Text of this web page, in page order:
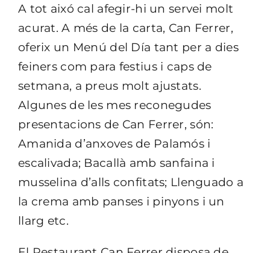
A tot aixó cal afegir-hi un servei molt
acurat. A més de la carta, Can Ferrer,
oferix un Menú del Día tant per a dies
feiners com para festius i caps de
setmana, a preus molt ajustats.
Algunes de les mes reconegudes
presentacions de Can Ferrer, són:
Amanida d’anxoves de Palamós i
escalivada; Bacallà amb sanfaina i
musselina d’alls confitats; Llenguado a
la crema amb panses i pinyons i un
llarg etc.